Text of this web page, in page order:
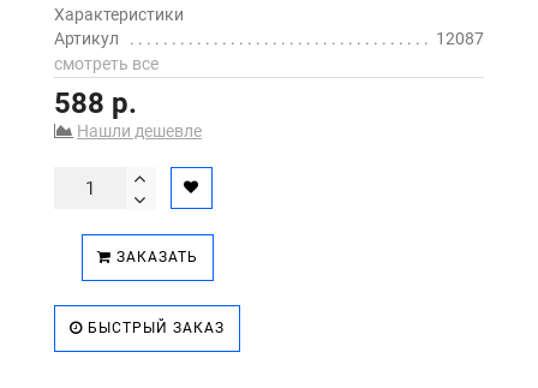
Характеристики
Артикул
12087
смотреть все
588 р.
Нашли дешевле
ЗАКАЗАТЬ
БЫСТРЫЙ ЗАКАЗ